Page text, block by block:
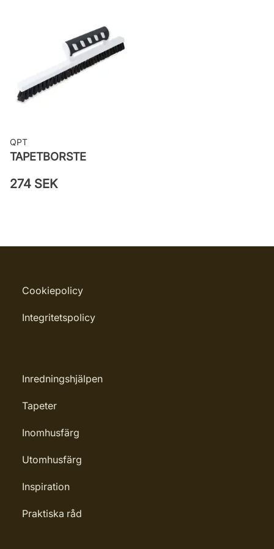
Leverantörens artikelnummer:
55028
QPT
TAPETBORSTE
274 SEK
Cookiepolicy
Integritetspolicy
Inredningshjälpen
Tapeter
Inomhusfärg
Utomhusfärg
Inspiration
Praktiska råd